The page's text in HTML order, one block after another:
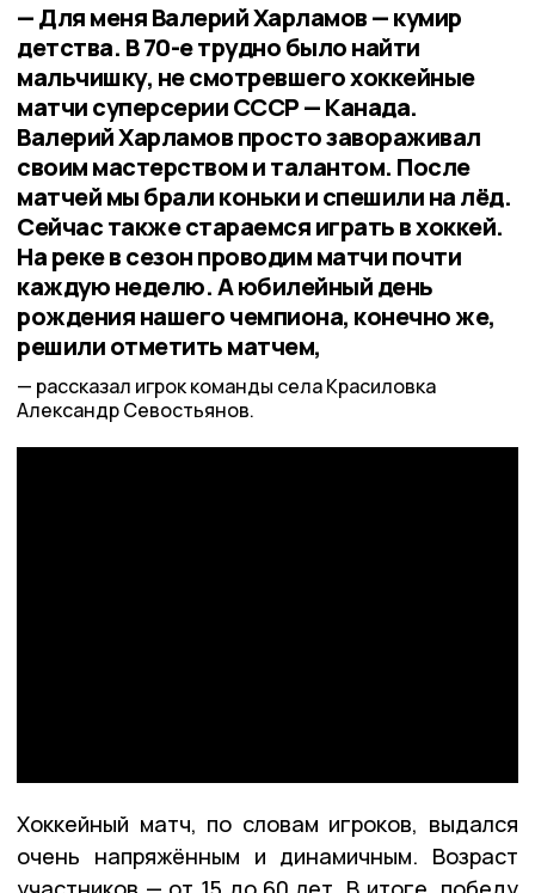
— Для меня Валерий Харламов — кумир
детства. В 70-е трудно было найти
мальчишку, не смотревшего хоккейные
матчи суперсерии СССР — Канада.
Валерий Харламов просто завораживал
своим мастерством и талантом. После
матчей мы брали коньки и спешили на лёд.
Сейчас также стараемся играть в хоккей.
На реке в сезон проводим матчи почти
каждую неделю. А юбилейный день
рождения нашего чемпиона, конечно же,
решили отметить матчем,
рассказал игрок команды села Красиловка
Александр Севостьянов.
Хоккейный матч, по словам игроков, выдался
очень напряжённым и динамичным. Возраст